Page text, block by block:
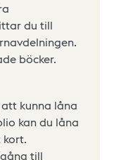
du till
böcker.
kunna låna
kan du låna
kort.
till